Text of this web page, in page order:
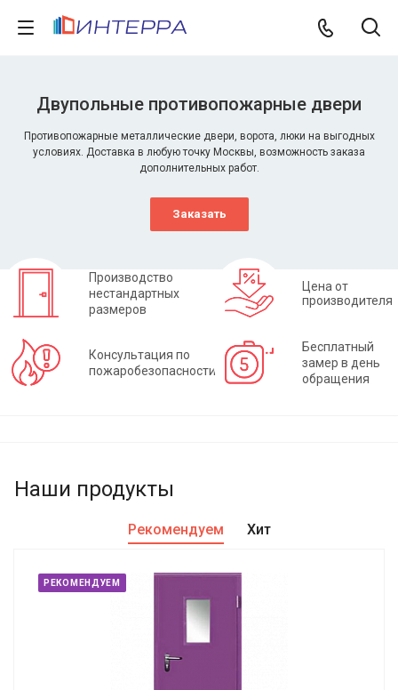
Двупольные противопожарные двери
Противопожарные металлические двери, ворота, люки на выгодных
условиях. Доставка в любую точку Москвы, возможность заказа
дополнительных работ.
Заказать
Производство
нестандартных
размеров
Цена от
производителя
Консультация по
пожаробезопасности
Бесплатный
замер в день
обращения
Наши продукты
Рекомендуем Хит
РЕКОМЕНДУЕМ